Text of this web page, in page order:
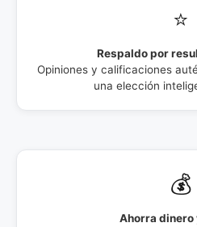
⭐
Respaldo por
Opiniones y calificaciones
una elección
💰
Ahorra dinero